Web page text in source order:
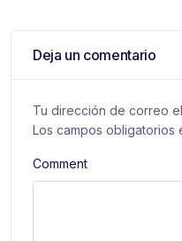
Deja un comentario
Tu dirección de correo
Los campos obligatorios
Comment